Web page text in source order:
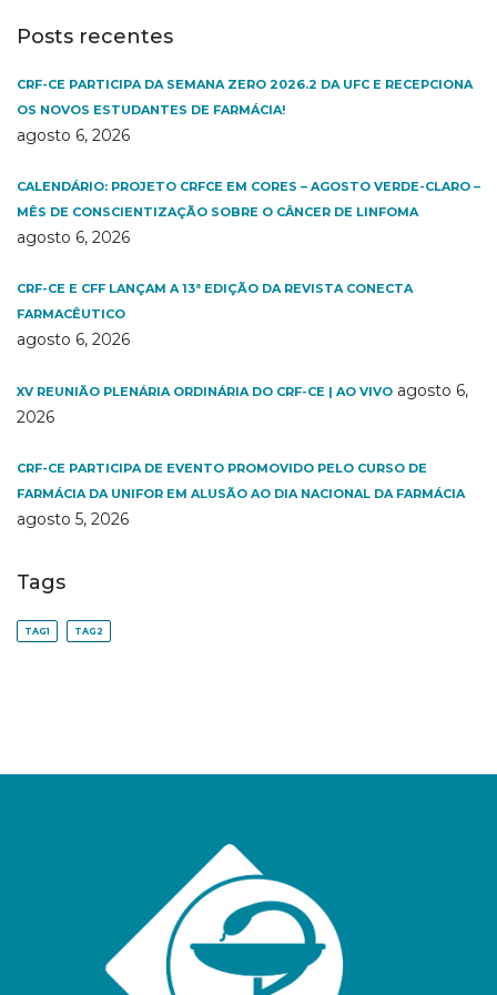
Posts recentes
CRF-CE PARTICIPA DA SEMANA ZERO 2026.2 DA UFC E RECEPCIONA
OS NOVOS ESTUDANTES DE FARMÁCIA!
agosto 6, 2026
CALENDÁRIO: PROJETO CRFCE EM CORES – AGOSTO VERDE-CLARO –
MÊS DE CONSCIENTIZAÇÃO SOBRE O CÂNCER DE LINFOMA
agosto 6, 2026
CRF-CE E CFF LANÇAM A 13ª EDIÇÃO DA REVISTA CONECTA
FARMACÊUTICO
agosto 6, 2026
XV REUNIÃO PLENÁRIA ORDINÁRIA DO CRF-CE | AO VIVO agosto 6,
2026
CRF-CE PARTICIPA DE EVENTO PROMOVIDO PELO CURSO DE
FARMÁCIA DA UNIFOR EM ALUSÃO AO DIA NACIONAL DA FARMÁCIA
agosto 5, 2026
Tags
TAG1 TAG2